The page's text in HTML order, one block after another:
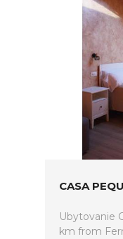
CASA
Ubytovanie
km from